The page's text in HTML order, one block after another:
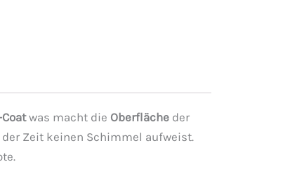
was macht die Oberfläche der
Zeit keinen Schimmel aufweist.